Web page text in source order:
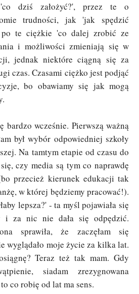
dziś założyć?', przez te o
trudności, jak 'jak spędzić
te ciężkie 'co dalej zrobić ze
i możliwości zmieniają się w
jednak niektóre ciągną się za
czas. Czasami ciężko jest podjąć
bo obawiamy się jak mogą
bardzo wcześnie. Pierwszą ważną
był wybór odpowiedniej szkoły
Na tamtym etapie od czasu do
czy media są tym co naprawdę
przecież kierunek edukacji tak
w której będziemy pracować!).
lepsza?' - ta myśl pojawiała się
i za nic nie dała się odpędzić.
sprawiła, że zaczęłam się
wyglądało moje życie za kilka lat.
Teraz też tak mam. Gdy
siadam zrezygnowana
co robię od lat ma sens.